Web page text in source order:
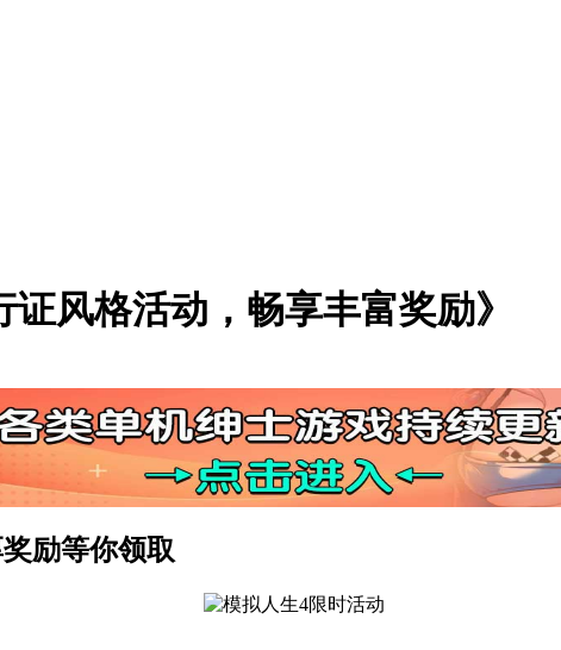
证风格活动，畅享丰富奖励》
励等你领取